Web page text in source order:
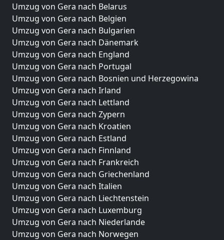
Umzug von Gera nach Belarus
Umzug von Gera nach Belgien
Umzug von Gera nach Bulgarien
Umzug von Gera nach Dänemark
Umzug von Gera nach England
Umzug von Gera nach Portugal
Umzug von Gera nach Bosnien und Herzegowina
Umzug von Gera nach Irland
Umzug von Gera nach Lettland
Umzug von Gera nach Zypern
Umzug von Gera nach Kroatien
Umzug von Gera nach Estland
Umzug von Gera nach Finnland
Umzug von Gera nach Frankreich
Umzug von Gera nach Griechenland
Umzug von Gera nach Italien
Umzug von Gera nach Liechtenstein
Umzug von Gera nach Luxemburg
Umzug von Gera nach Niederlande
Umzug von Gera nach Norwegen